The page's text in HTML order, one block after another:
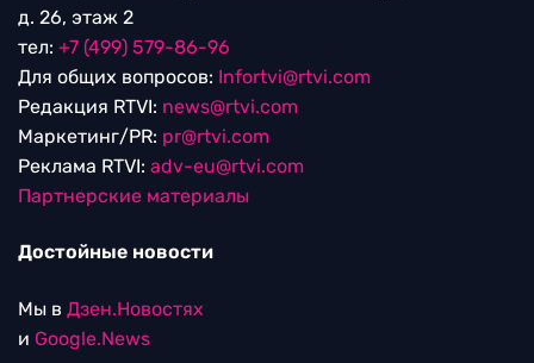
д. 26, этаж 2
тел: +7 (499) 579-86-96
Для общих вопросов: Infortvi@rtvi.com
Редакция RTVI: news@rtvi.com
Маркетинг/PR: pr@rtvi.com
Реклама RTVI: adv-eu@rtvi.com
Партнерские материалы
Достойные новости
Мы в Дзен.Новостях
и Google.News